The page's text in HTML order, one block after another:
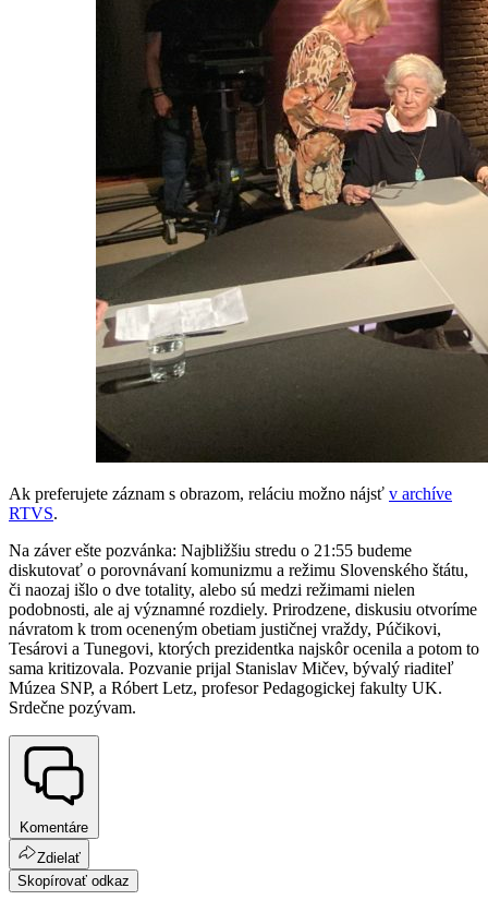
Ak preferujete záznam s obrazom, reláciu možno nájsť v archíve
RTVS.
Na záver ešte pozvánka: Najbližšiu stredu o 21:55 budeme
diskutovať o porovnávaní komunizmu a režimu Slovenského štátu,
či naozaj išlo o dve totality, alebo sú medzi režimami nielen
podobnosti, ale aj významné rozdiely. Prirodzene, diskusiu otvoríme
návratom k trom oceneným obetiam justičnej vraždy, Púčikovi,
Tesárovi a Tunegovi, ktorých prezidentka najskôr ocenila a potom to
sama kritizovala. Pozvanie prijal Stanislav Mičev, bývalý riaditeľ
Múzea SNP, a Róbert Letz, profesor Pedagogickej fakulty UK.
Srdečne pozývam.
Komentáre
Zdielať
Skopírovať odkaz